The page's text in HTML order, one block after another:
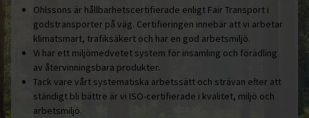
Ohlssons är hållbarhetscertifierade enligt Fair Transport i
godstransporter på väg. Certifieringen innebär att vi arbetar
klimatsmart, trafiksäkert och har en god arbetsmiljö.
Vi har ett miljömedvetet system för insamling och förädling
av återvinningsbara produkter.
Tack vare vårt systematiska arbetssätt och strävan efter att
ständigt bli bättre är vi ISO-certifierade i kvalitet, miljö och
arbetsmiljö.